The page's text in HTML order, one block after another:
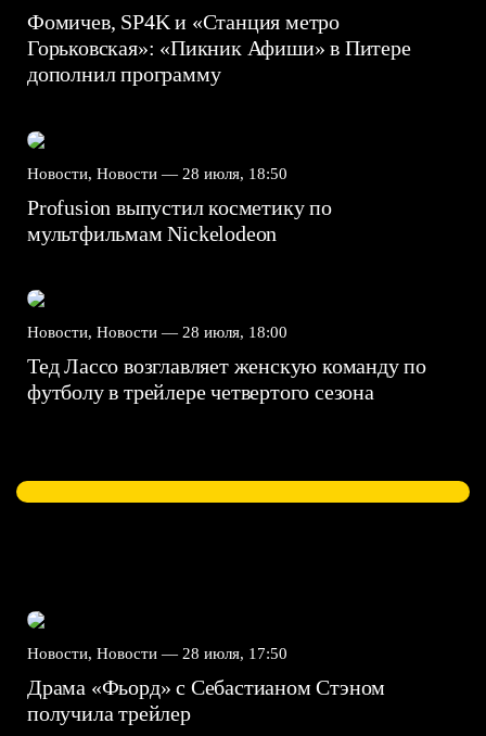
Фомичев, SP4K и «Станция метро
Горьковская»: «Пикник Афиши» в Питере
дополнил программу
Новости, Новости — 28 июля, 18:50
Profusion выпустил косметику по
мультфильмам Nickelodeon
Новости, Новости — 28 июля, 18:00
Тед Лассо возглавляет женскую команду по
футболу в трейлере четвертого сезона
Новости, Новости — 28 июля, 17:50
Драма «Фьорд» с Себастианом Стэном
получила трейлер